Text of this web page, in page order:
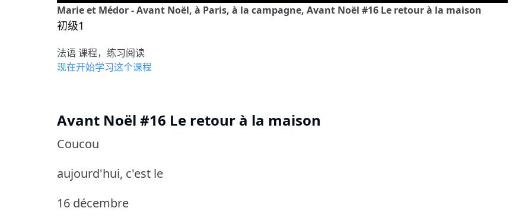
Marie et Médor - Avant Noël, à Paris, à la campagne, Avant Noël #16 Le retour à la maison
初级1
法语 课程，练习阅读
现在开始学习这个课程
Avant Noël #16 Le retour à la maison
Coucou
aujourd'hui, c'est le
16 décembre